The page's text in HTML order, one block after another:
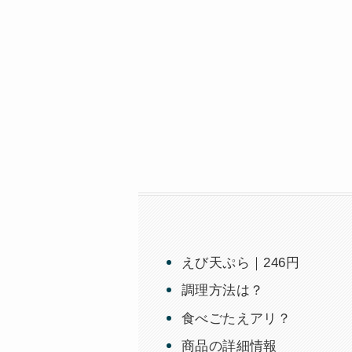
えび天ぷら｜246円
調理方法は？
食べごたえアリ？
商品の詳細情報